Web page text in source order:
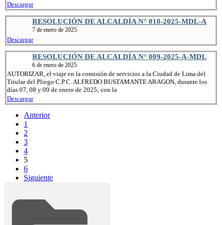
Descargar
RESOLUCIÓN DE ALCALDÍA N° 010-2025-MDL-A
7 de enero de 2025
Descargar
RESOLUCIÓN DE ALCALDÍA N° 009-2025-A-MDL
6 de enero de 2025
AUTORIZAR, el viaje en la comisión de servicios a la Ciudad de Lima del
Titular del Pliego C.P.C. ALFREDO BUSTAMANTE ARAGON, durante los
días 07, 08 y 09 de enero de 2025; con la
Descargar
Anterior
1
2
3
4
5
6
Siguiente